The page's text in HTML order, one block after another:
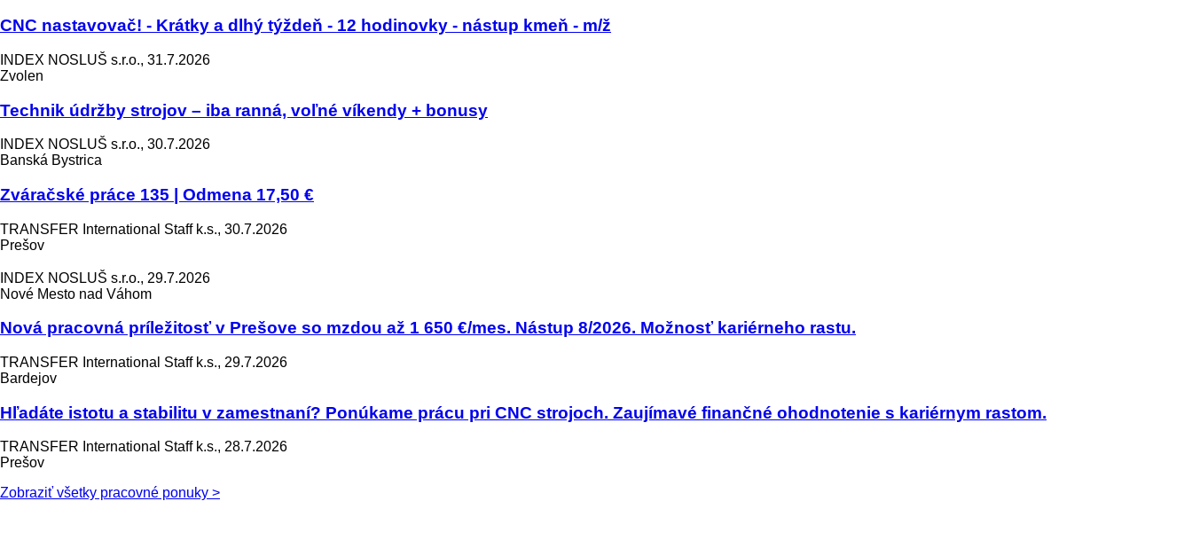
CNC nastavovač! - Krátky a dlhý týždeň - 12 hodinovky - nástup kmeň - m/ž
INDEX NOSLUŠ s.r.o., 31.7.2026
Zvolen
Technik údržby strojov – iba ranná, voľné víkendy + bonusy
INDEX NOSLUŠ s.r.o., 30.7.2026
Banská Bystrica
Zváračské práce 135 | Odmena 17,50 €
TRANSFER International Staff k.s., 30.7.2026
Prešov
INDEX NOSLUŠ s.r.o., 29.7.2026
Nové Mesto nad Váhom
Nová pracovná príležitosť v Prešove so mzdou až 1 650 €/mes. Nástup 8/2026. Možnosť kariérneho rastu.
TRANSFER International Staff k.s., 29.7.2026
Bardejov
Hľadáte istotu a stabilitu v zamestnaní? Ponúkame prácu pri CNC strojoch. Zaujímavé finančné ohodnotenie s kariérnym rastom.
TRANSFER International Staff k.s., 28.7.2026
Prešov
Zobraziť všetky pracovné ponuky >